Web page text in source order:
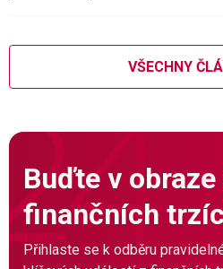
VŠECHNY
Buďte v
finančních
Přihlaste se k odběru